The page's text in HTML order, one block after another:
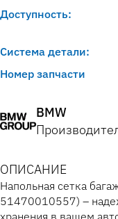
Доступность:
Система детали:
Номер запчасти
BMW
ОПИСАНИЕ
Напольная сетка
51470010557) –